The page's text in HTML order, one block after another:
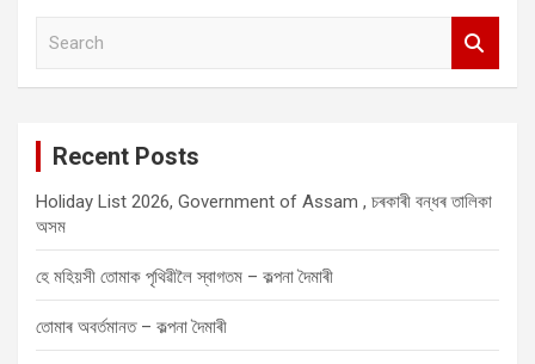
Recent Posts
Holiday List 2026, Government of Assam , চৰকাৰী বন্ধৰ তালিকা
অসম
হে মহিয়সী তোমাক পৃথিৱীলৈ স্বাগতম – কল্পনা দৈমাৰী
তোমাৰ অবৰ্তমানত – কল্পনা দৈমাৰী